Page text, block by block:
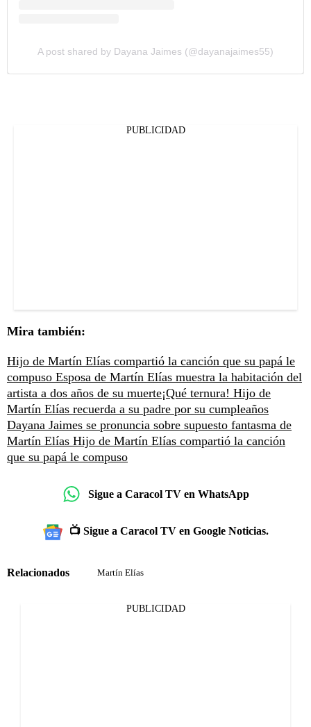
A post shared by Dayana Jaimes (@dayanajaimes55)
PUBLICIDAD
Mira también:
Hijo de Martín Elías compartió la canción que su papá le
compuso Esposa de Martín Elías muestra la habitación del
artista a dos años de su muerte¡Qué ternura! Hijo de
Martín Elías recuerda a su padre por su cumpleaños
Dayana Jaimes se pronuncia sobre supuesto fantasma de
Martín Elías Hijo de Martín Elías compartió la canción
que su papá le compuso
Sigue a Caracol TV en WhatsApp
📺 Sigue a Caracol TV en Google Noticias.
Relacionados Martín Elías
PUBLICIDAD